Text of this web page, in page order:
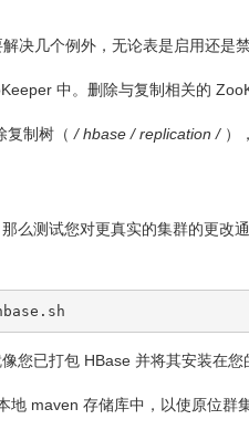
决几个例外，无论表是启用还是
中。删除与复制相关的
复制树（ / hbase / replication /）
么测试您对更真实的集群的更改
您已打包 HBase 并将其安装在您
地 maven 存储库中，以使原位群